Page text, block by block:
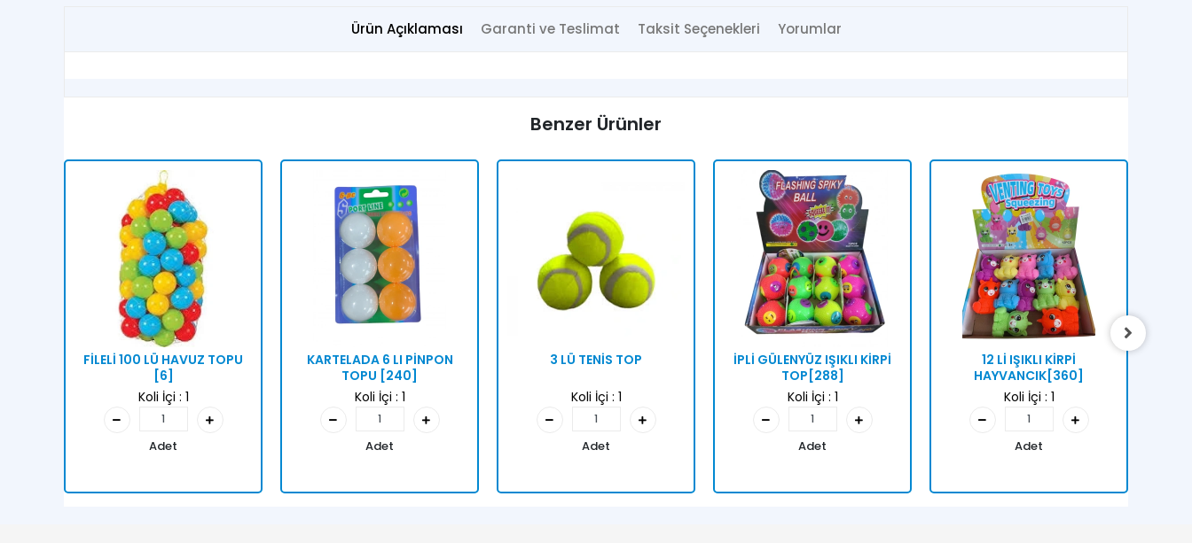
Ürün Açıklaması Garanti ve Teslimat Taksit Seçenekleri Yorumlar
Benzer Ürünler
FİLELİ 100 LÜ HAVUZ TOPU
[6]
Koli İçi : 1
Adet
KARTELADA 6 LI PİNPON
TOPU [240]
Koli İçi : 1
Adet
3 LÜ TENİS TOP
Koli İçi : 1
Adet
İPLİ GÜLENYÜZ IŞIKLI KİRPİ
TOP[288]
Koli İçi : 1
Adet
12 Lİ IŞIKLI KİRPİ
HAYVANCIK[360]
Koli İçi : 1
Adet